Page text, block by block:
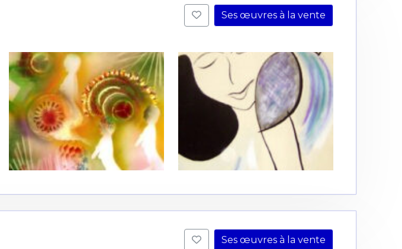
Ses œuvres à la vente
Ses œuvres à la vente